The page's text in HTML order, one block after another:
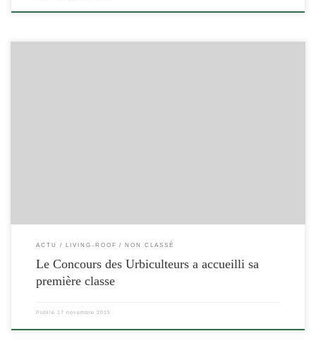
ACTU LIVING-ROOF NON CLASSÉ
Le Concours des Urbiculteurs a accueilli sa
première classe
Publié 17 novembre 2015